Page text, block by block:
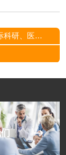
技术交流展会